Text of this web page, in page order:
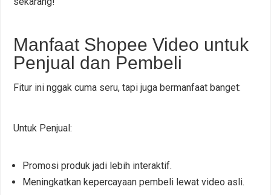
Manfaat Shopee Video untuk
Penjual dan Pembeli
Fitur ini nggak cuma seru, tapi juga bermanfaat banget:
Untuk Penjual:
Promosi produk jadi lebih interaktif.
Meningkatkan kepercayaan pembeli lewat video asli.